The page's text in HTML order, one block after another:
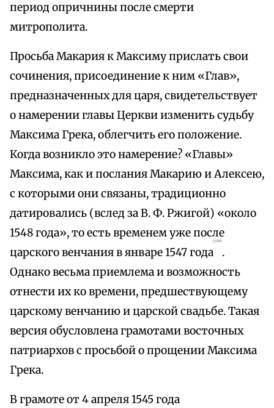
период опричнины после смерти
митрополита.
Просьба Макария к Максиму прислать свои
сочинения, присоединение к ним «Глав»,
предназначенных для царя, свидетельствует
о намерении главы Церкви изменить судьбу
Максима Грека, облегчить его положение.
Когда возникло это намерение? «Главы»
Максима, как и послания Макарию и Алексею,
с которыми они связаны, традиционно
датировались (вслед за В. Ф. Ржигой) «около
1548 года», то есть временем уже после
царского венчания в январе 1547 года
{328}
.
Однако весьма приемлема и возможность
отнести их ко времени, предшествующему
царскому венчанию и царской свадьбе. Такая
версия обусловлена грамотами восточных
патриархов с просьбой о прощении Максима
Грека.
В грамоте от 4 апреля 1545 года